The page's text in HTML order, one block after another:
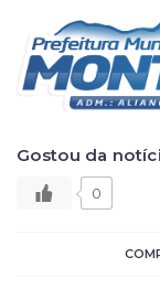
Gostou da
0